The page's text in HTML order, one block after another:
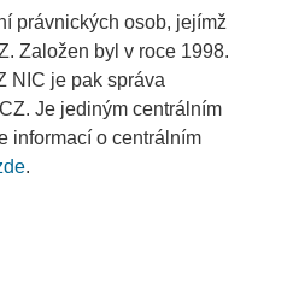
právnických osob, jejímž
Založen byl v roce 1998.
NIC je pak správa
Je jediným centrálním
informací o centrálním
.